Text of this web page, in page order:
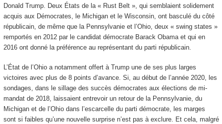
Donald Trump. Deux États de la « Rust Belt », qui semblaient solidement
acquis aux Démocrates, le Michigan et le Wisconsin, ont basculé du côté
républicain, de même que la Pennsylvanie et l’Ohio, deux « swing states »
remportés en 2012 par le candidat démocrate Barack Obama et qui en
2016 ont donné la préférence au représentant du parti républicain.
L’État de l’Ohio a notamment offert à Trump une de ses plus larges
victoires avec plus de 8 points d’avance. Si, au début de l’année 2020, les
sondages, dans le sillage des succès démocrates aux élections de mi-
mandat de 2018, laissaient entrevoir un retour de la Pennsylvanie, du
Michigan et de l’Ohio dans l’escarcelle du parti démocrate, les marges
sont si faibles qu’une nouvelle surprise n’est pas à exclure. Et cela, malgré